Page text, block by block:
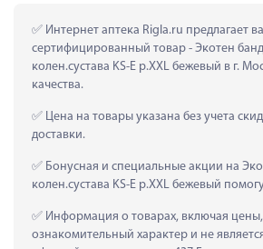
Интернет аптека Rigla.ru предлагает
сертифицированный товар - Экотен
колен.сустава KS-E р.XXL бежевый в г.
качества.
Цена на товары указана без учета
доставки.
Бонусная и специальные акции на
колен.сустава KS-E р.XXL бежевый
Информация о товарах, включая
ознакомительный характер и не